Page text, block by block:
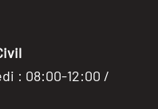
: 08:00-12:00 /